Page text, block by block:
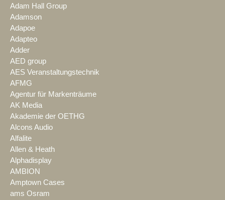
Adam Hall Group
Adamson
Adapoe
Adapteo
Adder
AED group
AES Veranstaltungstechnik
AFMG
Agentur für Markenträume
AK Media
Akademie der OETHG
Alcons Audio
Alfalite
Allen & Heath
Alphadisplay
AMBION
Amptown Cases
ams Osram